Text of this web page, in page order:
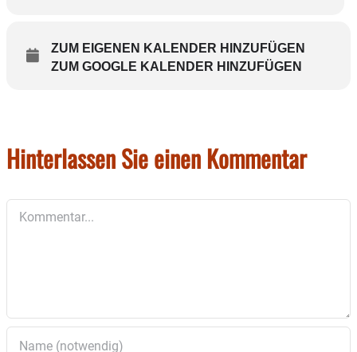
ZUM EIGENEN KALENDER HINZUFÜGEN
ZUM GOOGLE KALENDER HINZUFÜGEN
Hinterlassen Sie einen Kommentar